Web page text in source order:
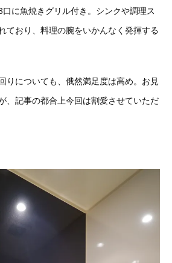
に魚焼きグリル付き。シンクや調理ス
ており、料理の腕をいかんなく発揮する
りについても、俄然満足度は高め。お見
、記事の都合上今回は割愛させていただ